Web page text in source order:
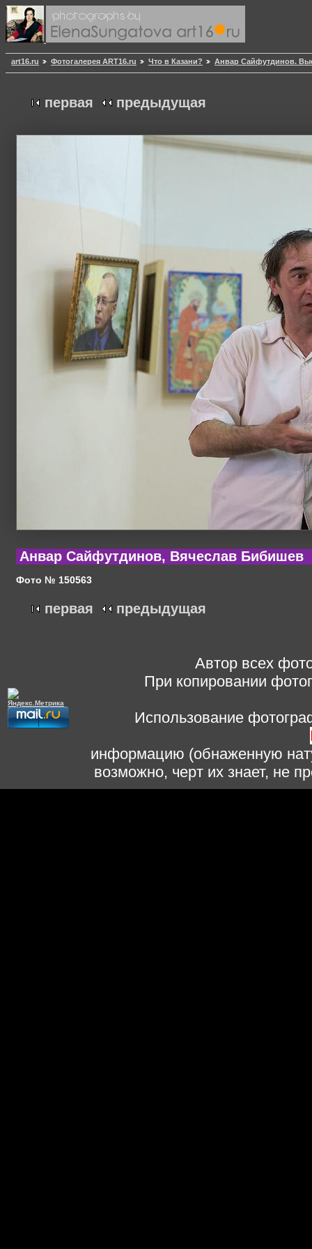
art16.ru Фотогалерея ART16.ru Что в Казани? Анвар Сайфутдинов.
первая предыдущая
Анвар Сайфутдинов, Вячеслав Бибишев
Фото № 150563
первая предыдущая
Автор всех
При копировании
Использование
информацию (обнаженную
возможно, черт их знает, не